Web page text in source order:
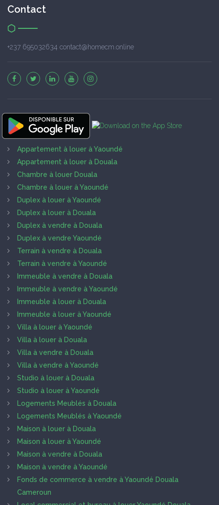
Contact
+237 695032634 contact@homecm.online
Appartement à louer à Yaoundé
Appartement à louer à Douala
Chambre à louer Douala
Chambre à louer à Yaoundé
Duplex à louer à Yaoundé
Duplex à louer à Douala
Duplex à vendre à Douala
Duplex à vendre Yaoundé
Terrain à vendre à Douala
Terrain à vendre à Yaoundé
Immeuble à vendre à Douala
Immeuble à vendre à Yaoundé
Immeuble à louer à Douala
Immeuble à louer à Yaoundé
Villa à louer à Yaoundé
Villa à louer à Douala
Villa à vendre à Douala
Villa à vendre à Yaoundé
Studio à louer à Douala
Studio à louer à Yaoundé
Logements Meublés à Douala
Logements Meublés à Yaoundé
Maison à louer à Douala
Maison à louer à Yaoundé
Maison à vendre à Douala
Maison à vendre à Yaoundé
Fonds de commerce à vendre à Yaoundé Douala
Cameroun